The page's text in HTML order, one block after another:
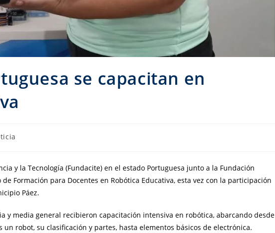
se capacitan en
y la Tecnología (Fundacite) en el estado Portuguesa junto a la Fundación
Formación para Docentes en Robótica Educativa, esta vez con la participación
Páez.
y media general recibieron capacitación intensiva en robótica, abarcando desde
robot, su clasificación y partes, hasta elementos básicos de electrónica.